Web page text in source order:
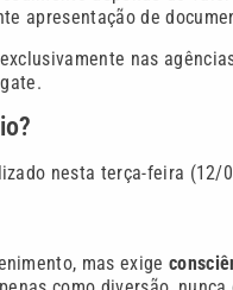
apresentação de
nas
nesta terça-feira (12/
mas exige